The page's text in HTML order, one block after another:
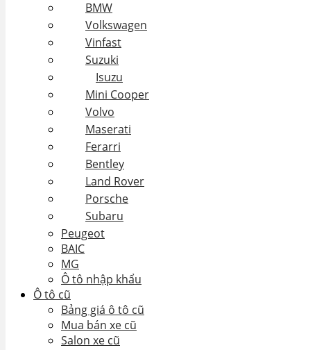
BMW
Volkswagen
Vinfast
Suzuki
Isuzu
Mini Cooper
Volvo
Maserati
Ferarri
Bentley
Land Rover
Porsche
Subaru
Peugeot
BAIC
MG
Ô tô nhập khẩu
Ô tô cũ
Bảng giá ô tô cũ
Mua bán xe cũ
Salon xe cũ